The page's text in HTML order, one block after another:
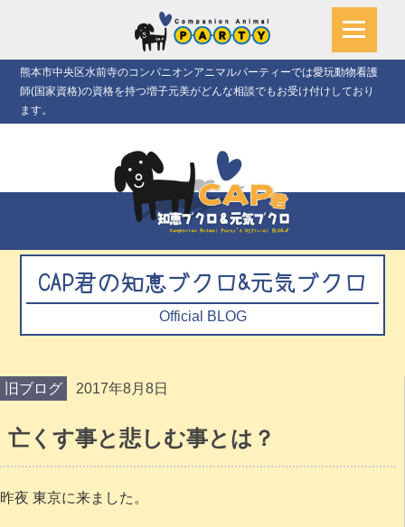
熊本市中央区水前寺のコンパニオンアニマルパーティーでは愛玩動物看護
師(国家資格)の資格を持つ増子元美がどんな相談でもお受け付けしており
ます。
CAP君の知恵ブクロ&元気ブクロ
Official BLOG
旧ブログ 2017年8月8日
亡くす事と悲しむ事とは？
昨夜 東京に来ました。